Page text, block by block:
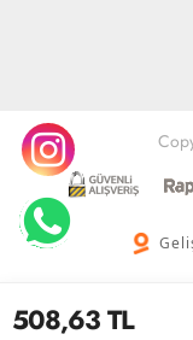
508,63TL